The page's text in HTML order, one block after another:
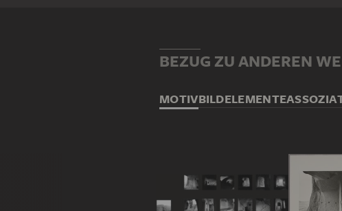
BEZUG ZU ANDEREN
MOTIVBILDELEMENTE